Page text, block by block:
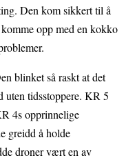
Den kom sikkert til å
opp med en kokko
blinket så raskt at det
uten tidsstoppere. KR 5
4s opprinnelige
greidd å holde
droner vært en av